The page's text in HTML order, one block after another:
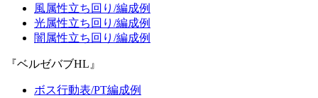
風属性立ち回り/編成例
光属性立ち回り/編成例
闇属性立ち回り/編成例
『ベルゼバブHL』
ボス行動表/PT編成例